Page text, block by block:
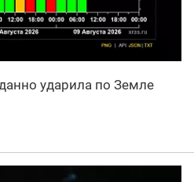
ударила по Земле